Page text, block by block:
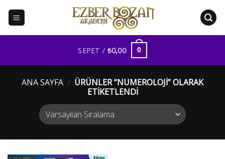
SEPET / ₺0,00 0
ANA SAYFA / ÜRÜNLER “NUMEROLOJI” OLARAK
ETIKETLENDI